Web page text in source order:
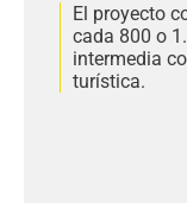
El proyecto
cada 800 o
intermedia
turística.